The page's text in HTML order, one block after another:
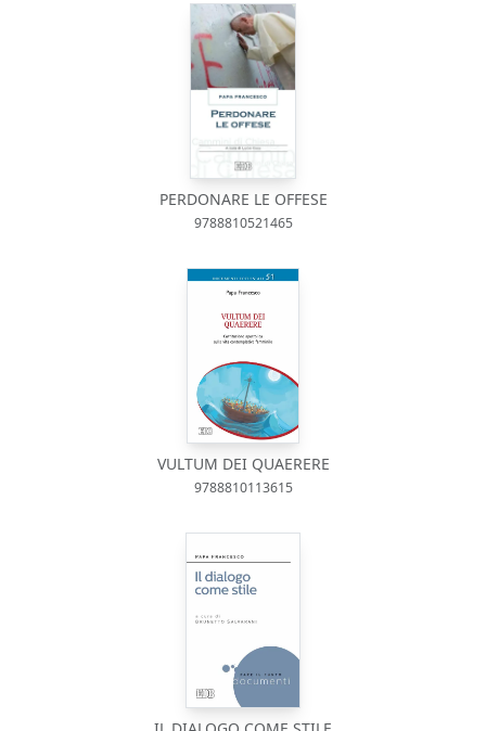
PERDONARE LE OFFESE
9788810521465
VULTUM DEI QUAERERE
9788810113615